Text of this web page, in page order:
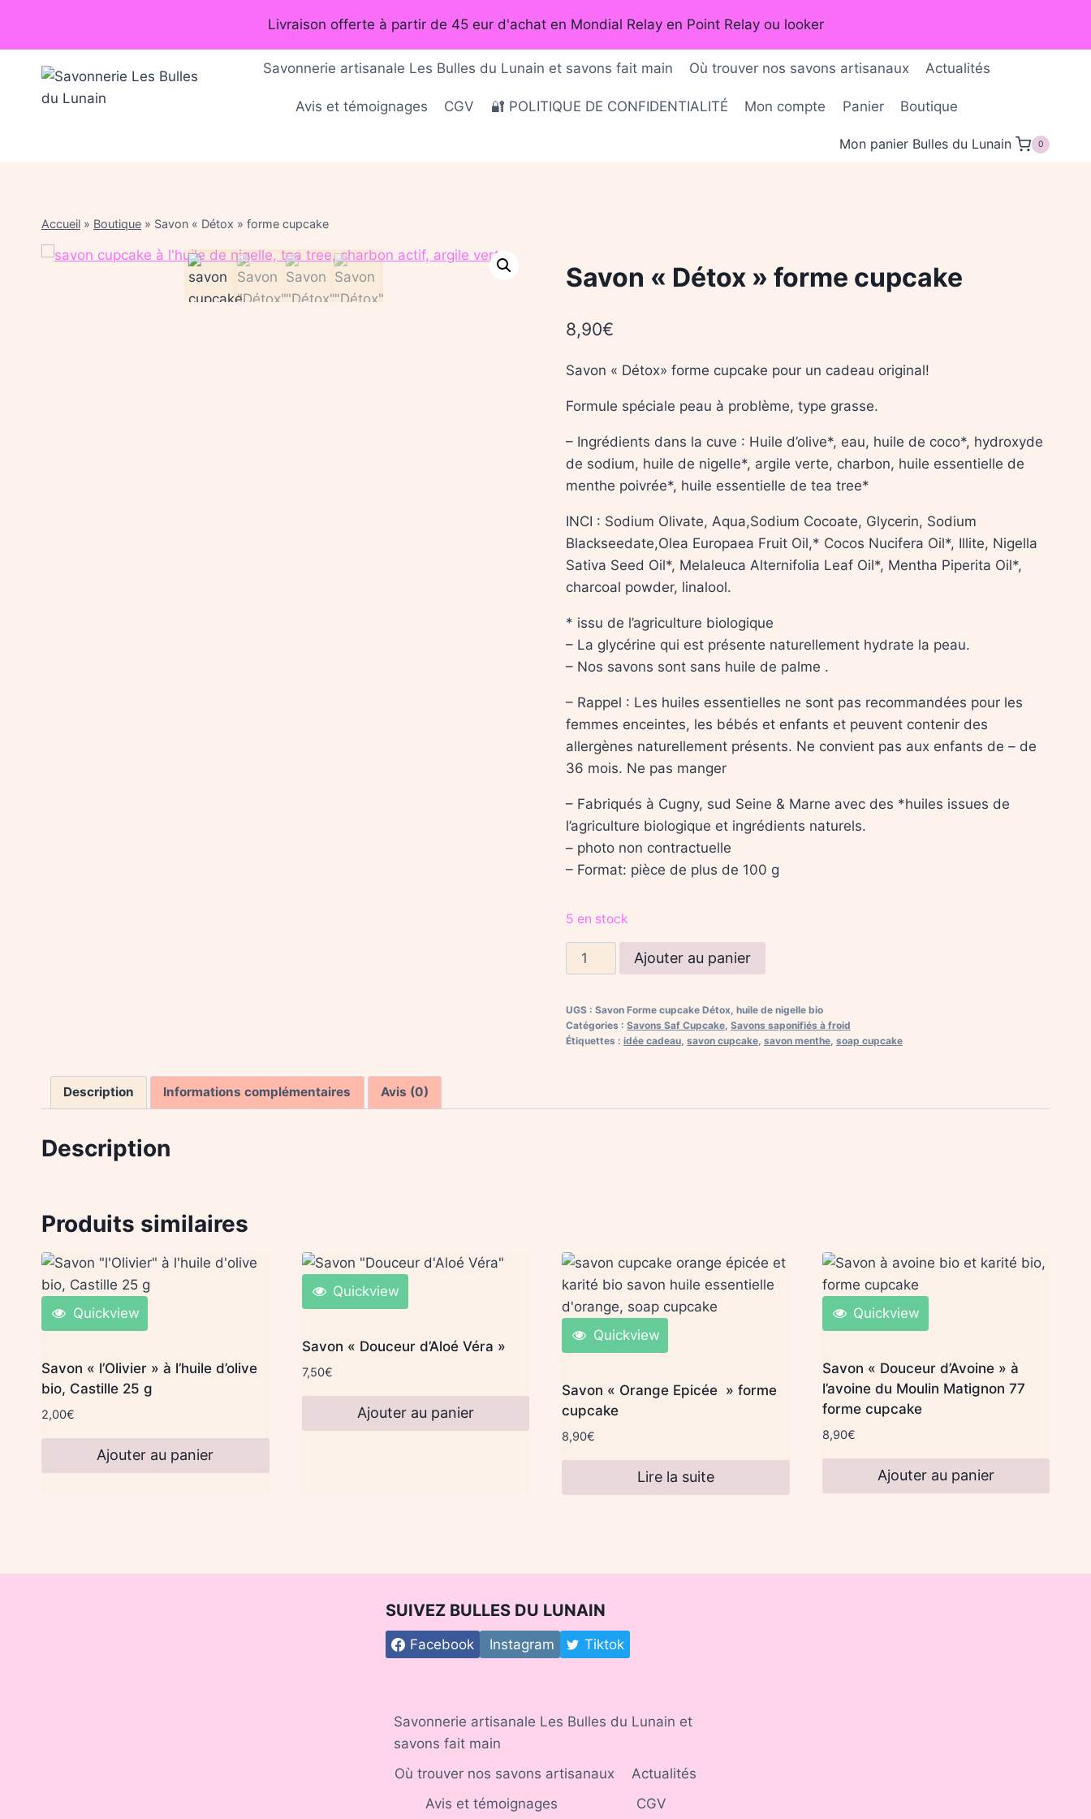
contenu
Livraison offerte à partir de 45 eur d'achat en Mondial Relay en Point Relay ou looker
Savonnerie artisanale Les Bulles du Lunain et savons fait main Où trouver nos savons artisanaux Actualités
Avis et témoignages CGV 🔐 POLITIQUE DE CONFIDENTIALITÉ Mon compte Panier Boutique
Mon panier Bulles du Lunain 0
Accueil » Boutique » Savon « Détox » forme cupcake
Savon « Détox » forme cupcake
8,90€
Savon « Détox» forme cupcake pour un cadeau original!
Formule spéciale peau à problème, type grasse.
– Ingrédients dans la cuve : Huile d’olive*, eau, huile de coco*, hydroxyde
de sodium, huile de nigelle*, argile verte, charbon, huile essentielle de
menthe poivrée*, huile essentielle de tea tree*
INCI : Sodium Olivate, Aqua,Sodium Cocoate, Glycerin, Sodium
Blackseedate,Olea Europaea Fruit Oil,* Cocos Nucifera Oil*, Illite, Nigella
Sativa Seed Oil*, Melaleuca Alternifolia Leaf Oil*, Mentha Piperita Oil*,
charcoal powder, linalool.
* issu de l’agriculture biologique
– La glycérine qui est présente naturellement hydrate la peau.
– Nos savons sont sans huile de palme .
– Rappel : Les huiles essentielles ne sont pas recommandées pour les
femmes enceintes, les bébés et enfants et peuvent contenir des
allergènes naturellement présents. Ne convient pas aux enfants de – de
36 mois. Ne pas manger
– Fabriqués à Cugny, sud Seine & Marne avec des *huiles issues de
l’agriculture biologique et ingrédients naturels.
– photo non contractuelle
– Format: pièce de plus de 100 g
5 en stock
quantité
de
"Détox"
forme
Ajouter au panier
UGS : Savon Forme cupcake Détox, huile de nigelle bio
Catégories : Savons Saf Cupcake, Savons saponifiés à froid
Étiquettes : idée cadeau, savon cupcake, savon menthe, soap cupcake
Description Informations complémentaires Avis (0)
Description
Produits similaires
Quickview
Savon « l’Olivier » à l’huile d’olive
bio, Castille 25 g
2,00€
Ajouter au panier
Quickview
Savon « Douceur d’Aloé Véra »
7,50€
Ajouter au panier
Quickview
Savon « Orange Epicée » forme
cupcake
8,90€
Lire la suite
Quickview
Savon « Douceur d’Avoine » à
l’avoine du Moulin Matignon 77
forme cupcake
8,90€
Ajouter au panier
SUIVEZ BULLES DU LUNAIN
Facebook Instagram Tiktok
Savonnerie artisanale Les Bulles du Lunain et
savons fait main
Où trouver nos savons artisanaux
Actualités
Avis et témoignages
CGV